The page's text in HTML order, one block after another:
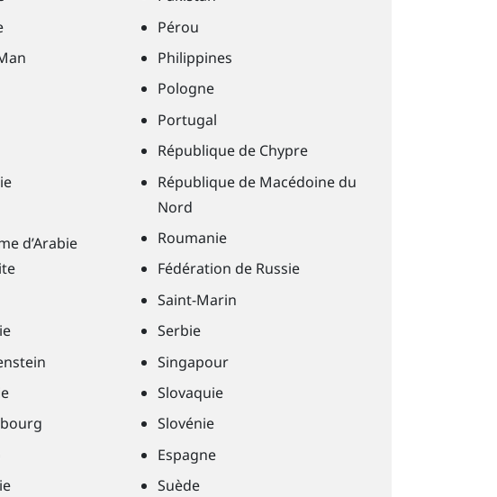
d’Arabie
Pérou
Philippines
Pologne
Portugal
République de Chypre
République de Macédoine du
Nord
Roumanie
Fédération de Russie
Saint-Marin
Serbie
Singapour
Slovaquie
Slovénie
Espagne
Suède